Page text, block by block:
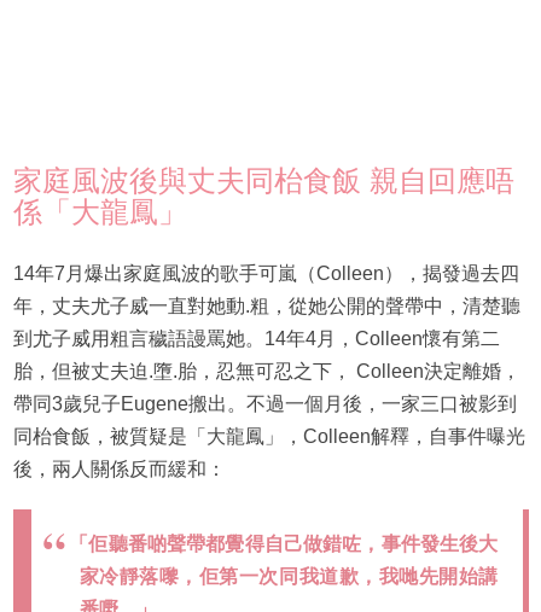
家庭風波後與丈夫同枱食飯 親自回應唔
係「大龍鳳」
14年7月爆出家庭風波的歌手可嵐（Colleen），揭發過去四
年，丈夫尤子威一直對她動.粗，從她公開的聲帶中，清楚聽
到尤子威用粗言穢語謾罵她。14年4月，Colleen懷有第二
胎，但被丈夫迫.墮.胎，忍無可忍之下， Colleen決定離婚，
帶同3歲兒子Eugene搬出。不過一個月後，一家三口被影到
同枱食飯，被質疑是「大龍鳳」，Colleen解釋，自事件曝光
後，兩人關係反而緩和：
「佢聽番啲聲帶都覺得自己做錯咗，事件發生後大
家冷靜落嚟，佢第一次同我道歉，我哋先開始講